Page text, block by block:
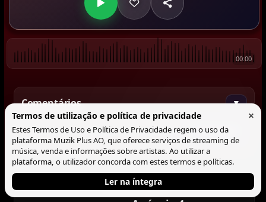
00:00
Comentários ▼
Comentar
Tocando agora
Termos de utilização e política de privacidade ×
Estes Termos de Uso e Política de Privacidade regem o uso da
plataforma Muzik Plus AO, que oferece serviços de streaming de
música, venda e informações sobre artistas. Ao utilizar a
plataforma, o utilizador concorda com estes termos e políticas.
Ler na íntegra